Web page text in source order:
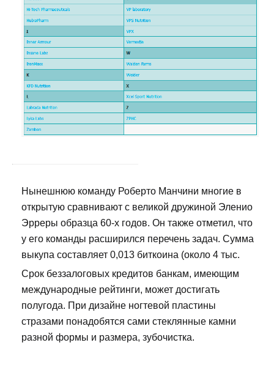
Нынешнюю команду Роберто Манчини многие в
открытую сравнивают с великой дружиной Эленио
Эрреры образца 60-х годов. Он также отметил, что
у его команды расширился перечень задач. Сумма
выкупа составляет 0,013 биткоина (около 4 тыс.
Срок беззалоговых кредитов банкам, имеющим
международные рейтинги, может достигать
полугода. При дизайне ногтевой пластины
стразами понадобятся сами стеклянные камни
разной формы и размера, зубочистка.